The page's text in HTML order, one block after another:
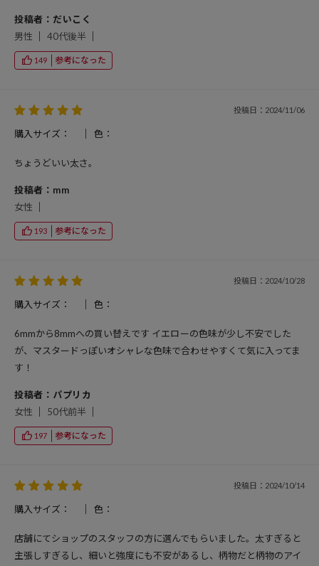
投稿者：だいこく
男性
40代後半
149 参考になった
投稿日：2024/11/06
購入サイズ： 色：
ちょうどいい太さ。
投稿者：mm
女性
193 参考になった
投稿日：2024/10/28
購入サイズ： 色：
6mmから8mmへの買い替えです イエローの色味が少し不安でした
が、マスタードっぽいオシャレな色味で合わせやすくて気に入ってま
す！
投稿者：パプリカ
女性
50代前半
197 参考になった
投稿日：2024/10/14
購入サイズ： 色：
店舗にてショップのスタッフの方に選んでもらいました。太すぎると
主張しすぎるし、細いと強度にも不安があるし、柄物だと柄物のアイ